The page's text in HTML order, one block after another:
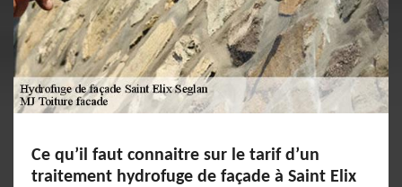
Ce qu’il faut connaitre sur le tarif d’un
traitement hydrofuge de façade à Saint Elix